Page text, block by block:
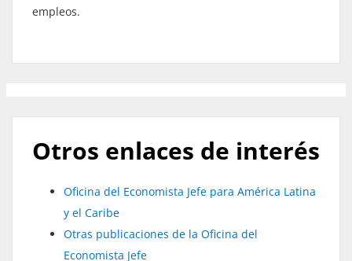
empleos.
Otros enlaces de interés
Oficina del Economista Jefe para América Latina
y el Caribe
Otras publicaciones de la Oficina del
Economista Jefe